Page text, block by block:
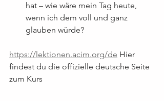
hat – wie wäre mein Tag heute,
wenn ich dem voll und ganz
glauben würde?
https://lektionen.acim.org/de Hier
findest du die offizielle deutsche Seite
zum Kurs